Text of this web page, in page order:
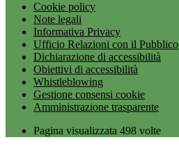
Cookie policy
Note legali
Informativa Privacy
Ufficio Relazioni con il Pubblico
Dichiarazione di accessibilità
Obiettivi di accessibilità
Whistleblowing
Gestione consensi cookie
Amministrazione trasparente
Pagina visualizzata 498 volte